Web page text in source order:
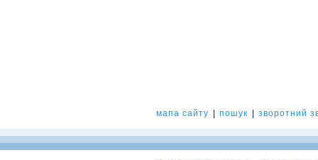
мапа сайту пошук зворотний